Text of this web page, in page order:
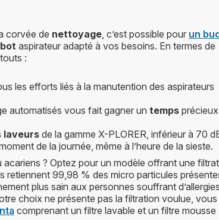
corvée de nettoyage, c’est possible pour un
aspirateur adapté à vos besoins. En termes de
:
les efforts liés à la manutention des aspirateurs
automatisés vous fait gagner un temps
laveursde la gamme X-PLORER, inférieur à 70
de la journée, même à l’heure de la sieste.
? Optez pour un modèle offrant une
retiennent 99,98 % des micro particules
plus sain aux personnes souffrant
choix ne présente pas la filtration voulue, vous
comprenant un filtre lavable et un filtre mousse